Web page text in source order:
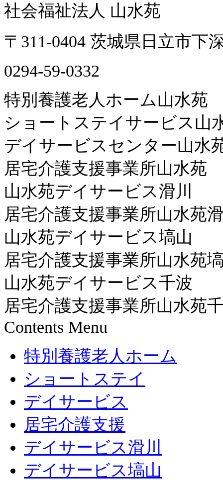
社会福祉法人 山水苑
〒311-0404 茨城県日立市下
0294-59-0332
特別養護老人ホーム山水苑
ショートステイサービス山
デイサービスセンター山水
居宅介護支援事業所山水苑
山水苑デイサービス滑川
居宅介護支援事業所山水苑
山水苑デイサービス塙山
居宅介護支援事業所山水苑
山水苑デイサービス千波
居宅介護支援事業所山水苑
Contents Menu
特別養護老人ホーム
ショートステイ
デイサービス
居宅介護支援
デイサービス滑川
デイサービス塙山